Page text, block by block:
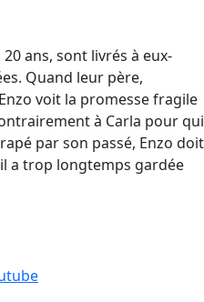
ans, sont livrés à eux-
Quand leur père,
voit la promesse fragile
à Carla pour qui
par son passé, Enzo doit
a trop longtemps gardée